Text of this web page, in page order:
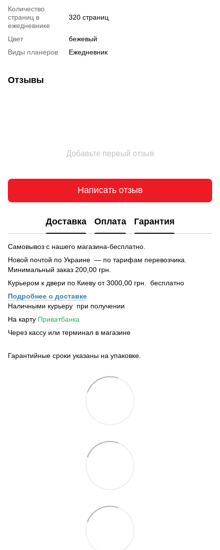
Количество
страниц в
ежедневнике
320 страниц
Цвет
бежевый
Виды планеров
Ежедневник
Отзывы
Добавьте первый отзыв
Написать отзыв
Доставка Оплата Гарантия
Самовывоз с нашего магазина-бесплатно.
Новой почтой по Украине — по тарифам перевозчика.
Минимальный заказ 200,00 грн.
Курьером к двери по Киеву от 3000,00 грн. бесплатно
Подробнее о доставке
Наличными курьеру при получении
На карту Приватбанка
Через кассу или терминал в магазине
Гарантийные сроки указаны на упаковке.